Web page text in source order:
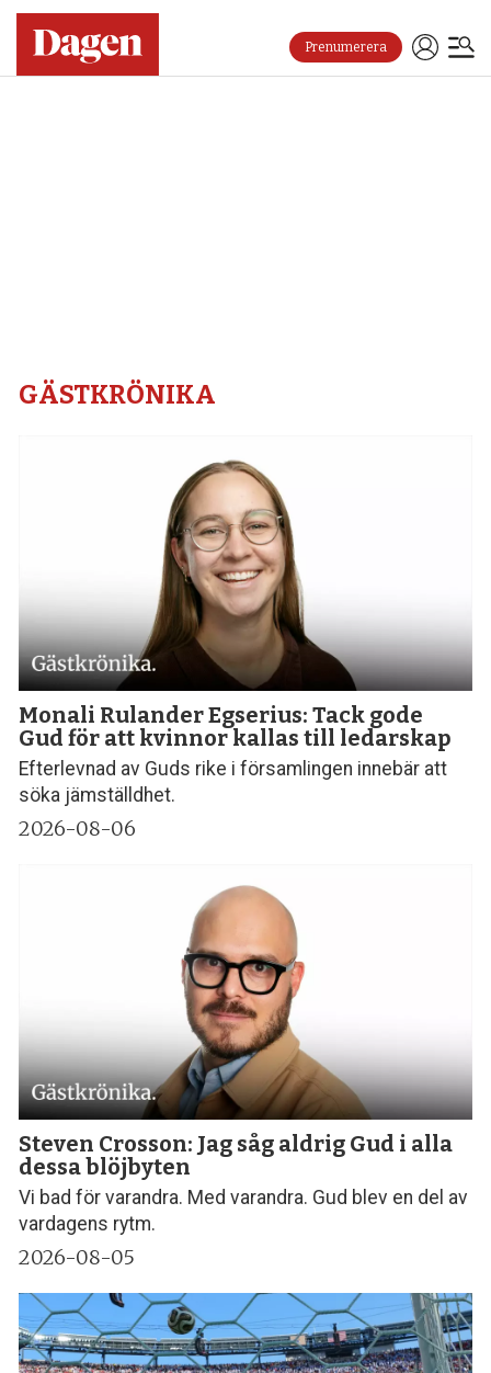
Prenumerera
GÄSTKRÖNIKA
Monali Rulander Egserius: Tack gode
Gud för att kvinnor kallas till ledarskap
Efterlevnad av Guds rike i församlingen innebär att
söka jämställdhet.
2026-08-06
Steven Crosson: Jag såg aldrig Gud i alla
dessa blöjbyten
Vi bad för varandra. Med varandra. Gud blev en del av
vardagens rytm.
2026-08-05